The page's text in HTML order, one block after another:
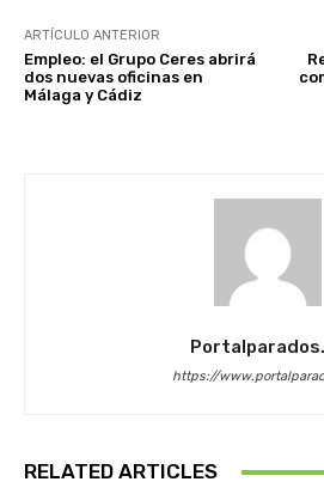
ARTÍCULO ANTERIOR
Empleo: el Grupo Ceres abrirá
dos nuevas oficinas en
Málaga y Cádiz
https://
RELATED ARTICLES